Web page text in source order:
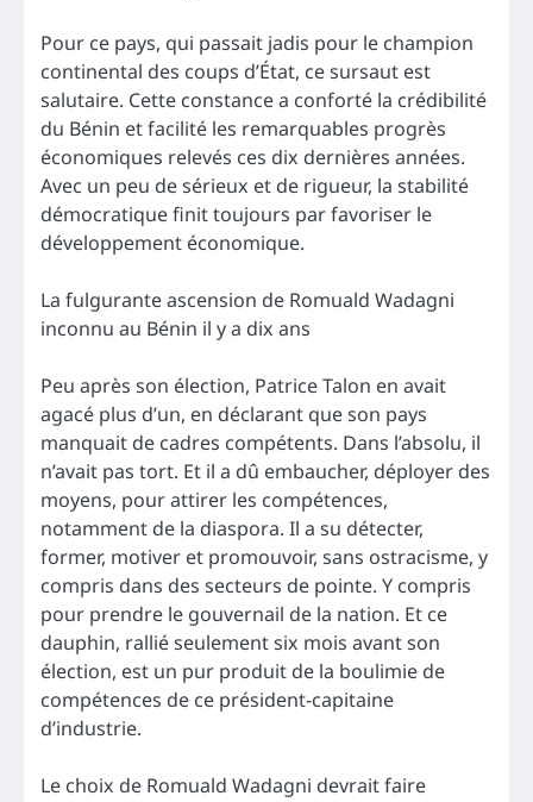
Pour ce pays, qui passait jadis pour le champion
continental des coups d’État, ce sursaut est
salutaire. Cette constance a conforté la crédibilité
du Bénin et facilité les remarquables progrès
économiques relevés ces dix dernières années.
Avec un peu de sérieux et de rigueur, la stabilité
démocratique finit toujours par favoriser le
développement économique.
La fulgurante ascension de Romuald Wadagni
inconnu au Bénin il y a dix ans
Peu après son élection, Patrice Talon en avait
agacé plus d’un, en déclarant que son pays
manquait de cadres compétents. Dans l’absolu, il
n’avait pas tort. Et il a dû embaucher, déployer des
moyens, pour attirer les compétences,
notamment de la diaspora. Il a su détecter,
former, motiver et promouvoir, sans ostracisme, y
compris dans des secteurs de pointe. Y compris
pour prendre le gouvernail de la nation. Et ce
dauphin, rallié seulement six mois avant son
élection, est un pur produit de la boulimie de
compétences de ce président-capitaine
d’industrie.
Le choix de Romuald Wadagni devrait faire